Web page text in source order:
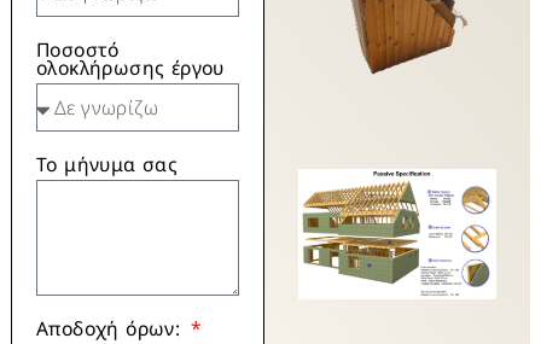
Ποσοστό
ολοκλήρωσης έργου
Το μήνυμα σας
Αποδοχή όρων: